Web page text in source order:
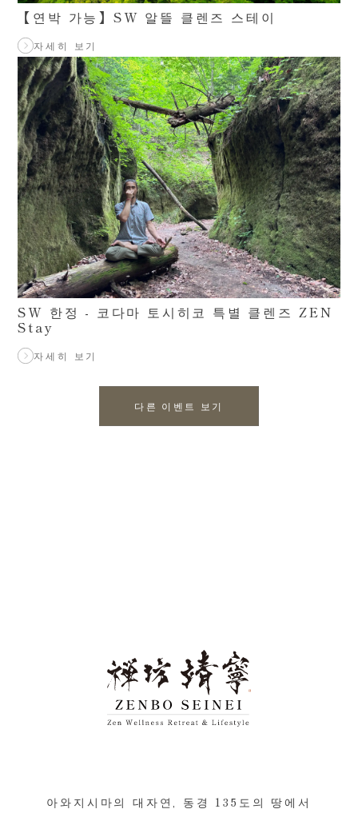
【연박 가능】SW 알뜰 클렌즈 스테이
자세히 보기
SW 한정 - 코다마 토시히코 특별 클렌즈 ZEN
Stay
자세히 보기
다른 이벤트 보기
아와지시마의 대자연, 동경 135도의 땅에서